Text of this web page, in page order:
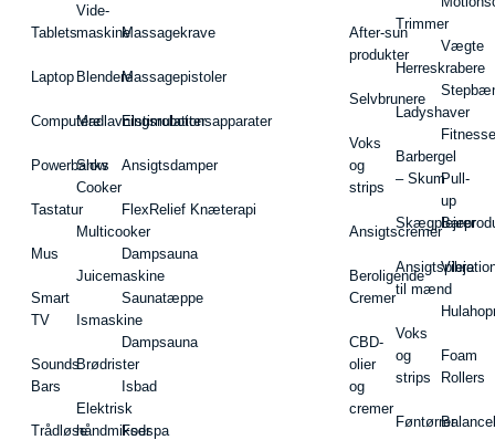
Tablets
Laptop
Computere
Powerbanks
Tastatur
Mus
Smart
TV
Sounds
Bars
Trådløse
Vide-
maskine
Blendere
Madlavningsrobotter
Slow
Cooker
Multicooker
Juicemaskine
Ismaskine
Brødrister
Elektrisk
håndmikser
Massagekrave
Massagepistoler
Elstimulationsapparater
Ansigtsdamper
FlexRelief Knæterapi
Dampsauna
Saunatæppe
Dampsauna
Isbad
Fodspa
After-sun
produkter
Selvbrunere
Voks
og
strips
Ansigtscremer
Beroligende
Cremer
CBD-
olier
og
cremer
Trimmer
Herreskrabere
Ladyshaver
Barbergel
– Skum
Ansigtspleje
til mænd
Voks
og
strips
Føntørrer
Vægte
Pull-
up
Barer
Foam
Rollers